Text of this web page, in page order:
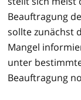
Beauftragung
sollte zunächst
Mangel
unter
Beauftragung